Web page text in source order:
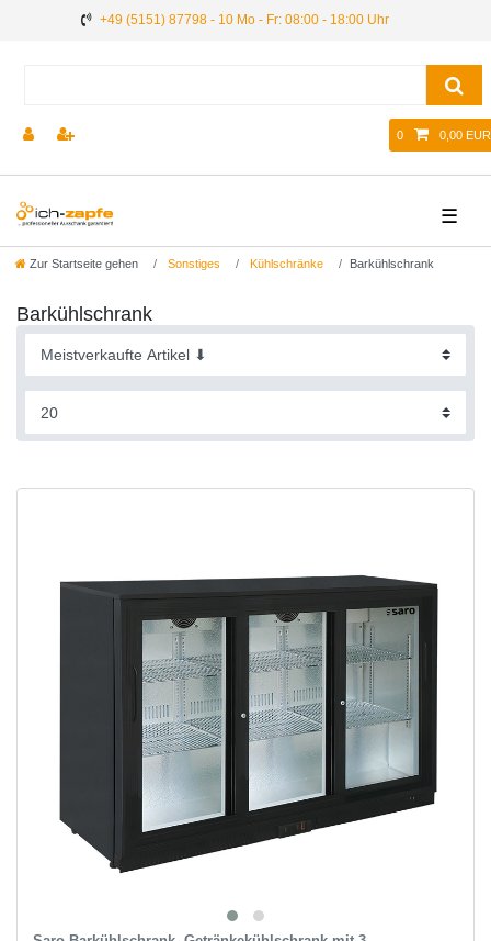
+49 (5151) 87798 - 10 Mo - Fr: 08:00 - 18:00 Uhr
0 0,00 EUR
☰
Zur Startseite gehen Sonstiges Kühlschränke Barkühlschrank
Barkühlschrank